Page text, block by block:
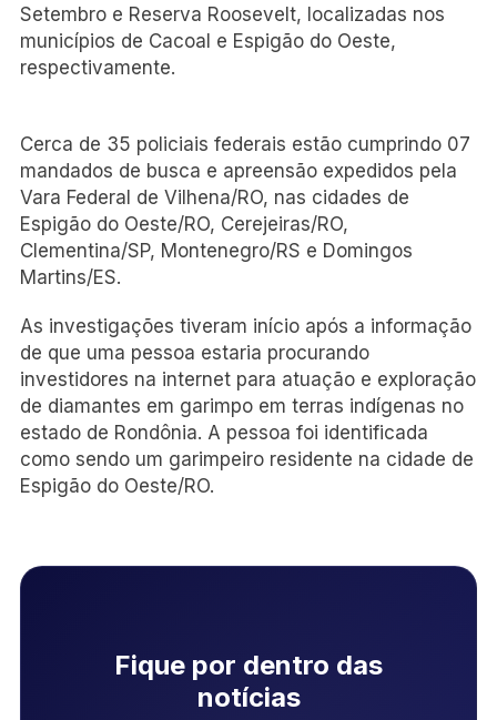
Setembro e Reserva Roosevelt, localizadas nos
municípios de Cacoal e Espigão do Oeste,
respectivamente.
Cerca de 35 policiais federais estão cumprindo 07
mandados de busca e apreensão expedidos pela
Vara Federal de Vilhena/RO, nas cidades de
Espigão do Oeste/RO, Cerejeiras/RO,
Clementina/SP, Montenegro/RS e Domingos
Martins/ES.
As investigações tiveram início após a informação
de que uma pessoa estaria procurando
investidores na internet para atuação e exploração
de diamantes em garimpo em terras indígenas no
estado de Rondônia. A pessoa foi identificada
como sendo um garimpeiro residente na cidade de
Espigão do Oeste/RO.
Fique por dentro das
notícias